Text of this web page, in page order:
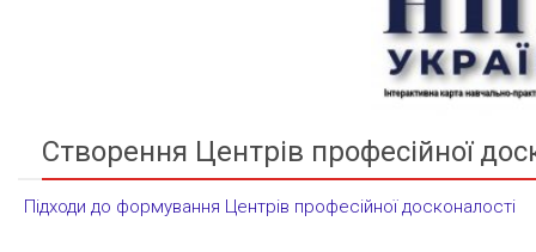
Створення Центрів професійної
Підходи до формування Центрів професійної досконалості